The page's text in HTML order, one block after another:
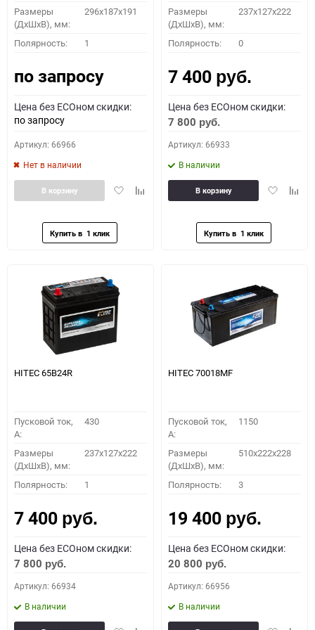
Размеры
(ДхШхВ), мм:
296х187х191
Полярность: 1
по запросу
Цена без ECOном скидки:
по запросу
Артикул: 66966
Нет в наличии
ДобавитьДобавить
В корзину
Размеры
(ДхШхВ), мм:
237x127x222
Полярность: 0
7 400 руб.
Цена без ECOном скидки:
7 800 руб.
Артикул: 66933
В наличии
Добавить
В корзину
HITEC 65B24R
Пусковой ток,
A:
430
Размеры
(ДхШхВ), мм:
237x127x222
Полярность: 1
7 400 руб.
Цена без ECOном скидки:
7 800 руб.
Артикул: 66934
В наличии
HITEC 70018MF
Пусковой ток,
A:
1150
Размеры
(ДхШхВ), мм:
510x222x228
Полярность: 3
19 400 руб.
Цена без ECOном скидки:
20 800 руб.
Артикул: 66956
В наличии